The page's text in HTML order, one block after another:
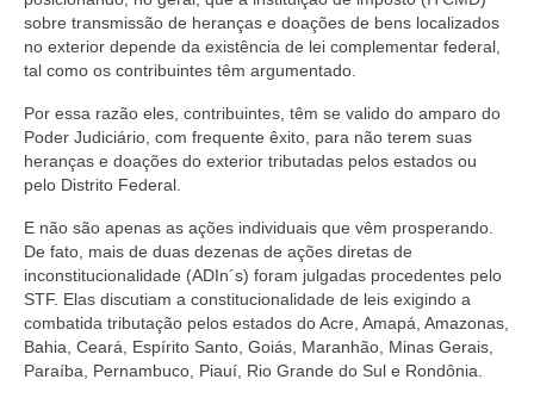
sobre transmissão de heranças e doações de bens localizados
no exterior depende da existência de lei complementar federal,
tal como os contribuintes têm argumentado.
Por essa razão eles, contribuintes, têm se valido do amparo do
Poder Judiciário, com frequente êxito, para não terem suas
heranças e doações do exterior tributadas pelos estados ou
pelo Distrito Federal.
E não são apenas as ações individuais que vêm prosperando.
De fato, mais de duas dezenas de ações diretas de
inconstitucionalidade (ADIn´s) foram julgadas procedentes pelo
STF. Elas discutiam a constitucionalidade de leis exigindo a
combatida tributação pelos estados do Acre, Amapá, Amazonas,
Bahia, Ceará, Espírito Santo, Goiás, Maranhão, Minas Gerais,
Paraíba, Pernambuco, Piauí, Rio Grande do Sul e Rondônia.